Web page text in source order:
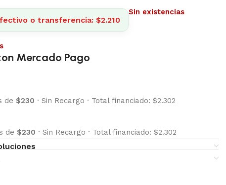
o transferencia: $2.210
Sin existencias
Mercado Pago
de $230 · Sin Recargo · Total financiado: $2.302
de $230 · Sin Recargo · Total financiado: $2.302